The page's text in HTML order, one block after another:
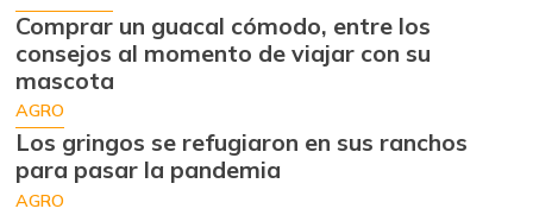
Comprar un guacal cómodo, entre los
consejos al momento de viajar con su
mascota
AGRO
Los gringos se refugiaron en sus ranchos
para pasar la pandemia
AGRO